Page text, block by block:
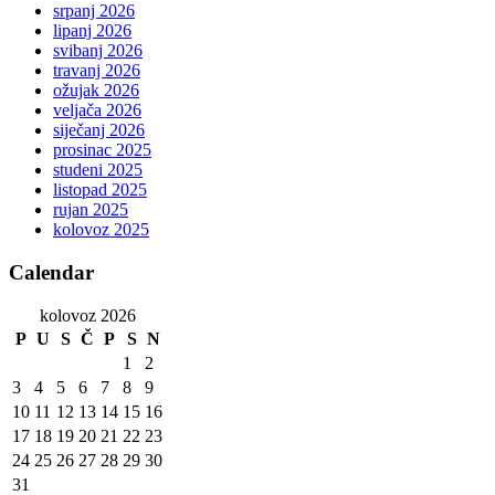
srpanj 2026
lipanj 2026
svibanj 2026
travanj 2026
ožujak 2026
veljača 2026
siječanj 2026
prosinac 2025
studeni 2025
listopad 2025
rujan 2025
kolovoz 2025
Calendar
kolovoz 2026
P U S Č P S N
1
2
3
4 5 6 7 8
9
10 11 12 13 14 15 16
17 18 19 20 21 22 23
24 25 26 27 28 29 30
31